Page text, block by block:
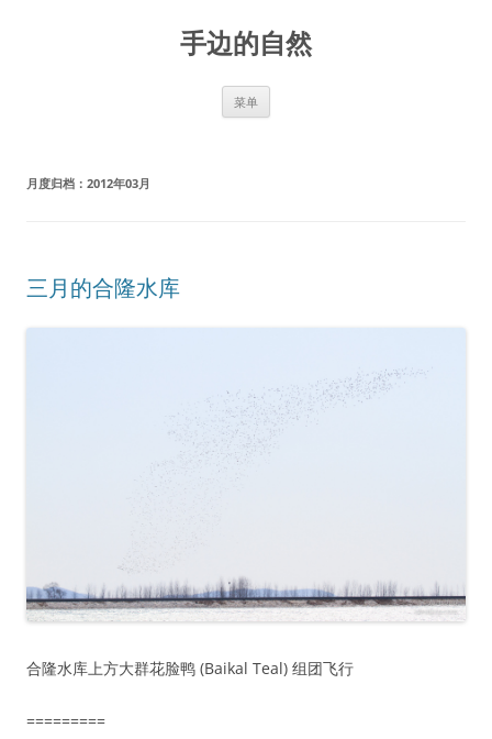
手边的自然
菜单
月度归档： 2012年03月
三月的合隆水库
合隆水库上方大群花脸鸭 (Baikal Teal) 组团飞行
=========